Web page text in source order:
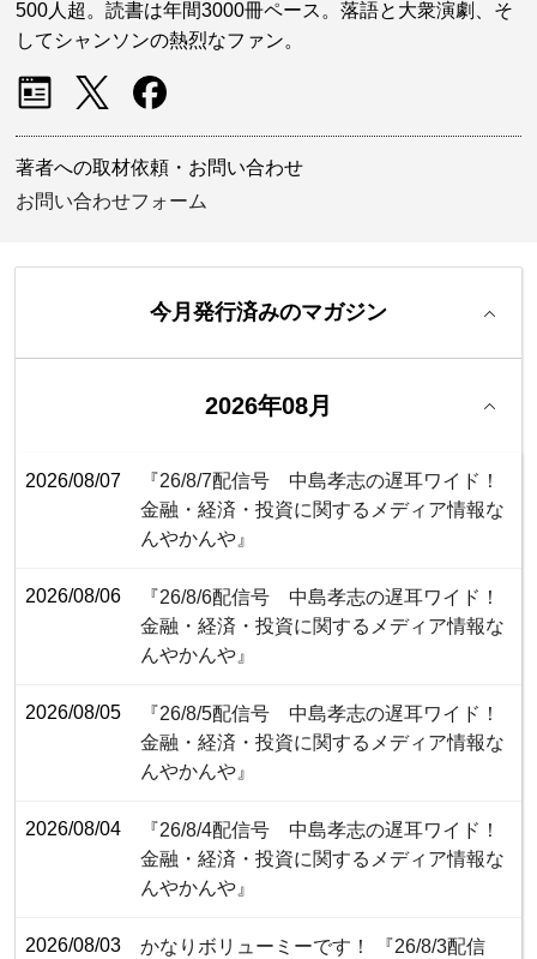
500人超。読書は年間3000冊ペース。落語と大衆演劇、そ
してシャンソンの熱烈なファン。
著者への取材依頼・お問い合わせ
お問い合わせフォーム
今月発行済みのマガジン
2026年08月
2026/08/07
『26/8/7配信号 中島孝志の遅耳ワイド！
金融・経済・投資に関するメディア情報な
んやかんや』
2026/08/06
『26/8/6配信号 中島孝志の遅耳ワイド！
金融・経済・投資に関するメディア情報な
んやかんや』
2026/08/05
『26/8/5配信号 中島孝志の遅耳ワイド！
金融・経済・投資に関するメディア情報な
んやかんや』
2026/08/04
『26/8/4配信号 中島孝志の遅耳ワイド！
金融・経済・投資に関するメディア情報な
んやかんや』
2026/08/03
かなりボリューミーです！ 『26/8/3配信